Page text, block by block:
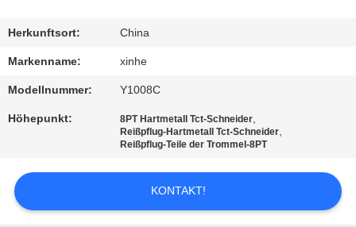
KONTAKT
MIT
UNS
RECHTSSACHEN
Herkunftsort: China
Markenname: xinhe
Modellnummer: Y1008C
Höhepunkt: 8PT Hartmetall Tct-Schneider,
Reißpflug-Hartmetall Tct-Schneider,
Reißpflug-Teile der Trommel-8PT
KONTAKT!